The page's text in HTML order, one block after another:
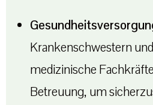
Krankenschwestern
medizinische
Betreuung, um